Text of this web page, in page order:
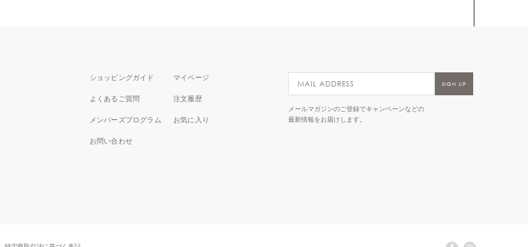
ショッピングガイド
よくあるご質問
メンバーズプログラム
お問い合わせ
マイページ
注文履歴
お気に入り
メールマガジンのご登録でキャンペーンなどの
最新情報をお届けします。